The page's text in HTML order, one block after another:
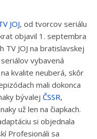
JOJ, od tvorcov seriálu
objavil 1. septembra
TV JOJ na bratislavskej
vybavená
kvalite neuberá, skôr
mali dokonca
bývalej ČSSR,
už len na čiapkach.
si objednala
Profesionáli sa